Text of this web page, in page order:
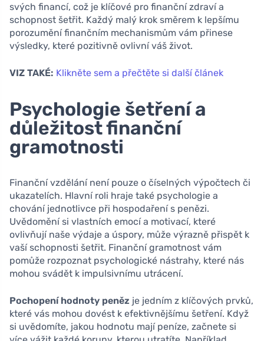
svých financí, což je klíčové pro finanční zdraví a
schopnost šetřit. Každý malý krok směrem k lepšímu
porozumění finančním mechanismům vám přinese
výsledky, které pozitivně ovlivní váš život.
VIZ TAKÉ: Klikněte sem a přečtěte si další článek
Psychologie šetření a
důležitost finanční
gramotnosti
Finanční vzdělání není pouze o číselných výpočtech či
ukazatelích. Hlavní roli hraje také psychologie a
chování jednotlivce při hospodaření s penězi.
Uvědomění si vlastních emocí a motivací, které
ovlivňují naše výdaje a úspory, může výrazně přispět k
vaší schopnosti šetřit. Finanční gramotnost vám
pomůže rozpoznat psychologické nástrahy, které nás
mohou svádět k impulsivnímu utrácení.
Pochopení hodnoty peněz je jedním z klíčových prvků,
které vás mohou dovést k efektivnějšímu šetření. Když
si uvědomíte, jakou hodnotu mají peníze, začnete si